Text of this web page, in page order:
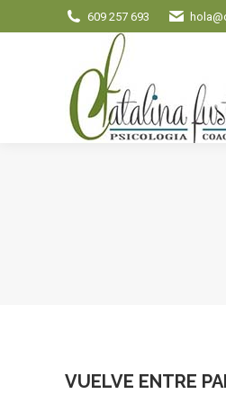
609 257 693
VUELVE ENTRE